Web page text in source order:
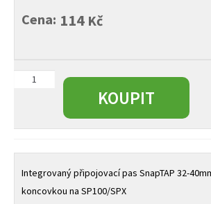
Cena: 114 Kč
pas
(bal25ks)
KOUPIT
Integrovaný připojovací pas SnapTAP 32-
koncovkou na SP100/SPX